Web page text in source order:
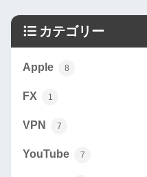
カテゴリー
Apple 8
FX 1
VPN 7
YouTube 7